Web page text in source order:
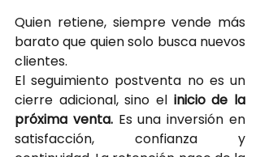
Quien retiene, siempre vende más
barato que quien solo busca nuevos
clientes.
El seguimiento postventa no es un
cierre adicional, sino el inicio de la
próxima venta. Es una inversión en
satisfacción, confianza y